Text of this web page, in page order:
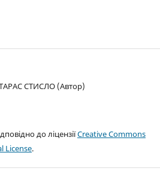
СТИСЛО (Автор)
до ліцензіїCreative Commons
License.